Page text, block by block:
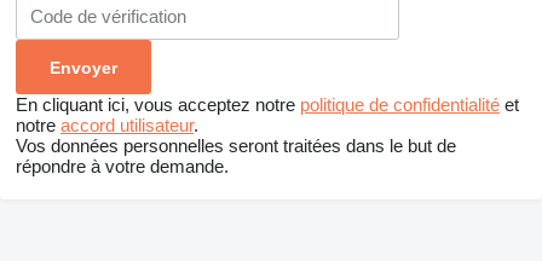
En cliquant ici, vous acceptez notre politique de confidentialité et
notre accord utilisateur.
Vos données personnelles seront traitées dans le but de
répondre à votre demande.